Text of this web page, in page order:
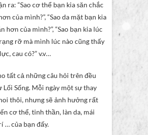
ra: “Sao cơ thể bạn kia săn chắc
của mình?”, “Sao da mặt bạn kia
hơn của mình?”, “Sao bạn kia lúc
rỡ mà mình lúc nào cũng thấy
cau có?” v.v…
tất cả những câu hỏi trên đều
Lối Sống. Mỗi ngày một sự thay
thôi, nhưng sẽ ảnh hưởng rất
cơ thể, tinh thần, làn da, mái
… của bạn đấy.